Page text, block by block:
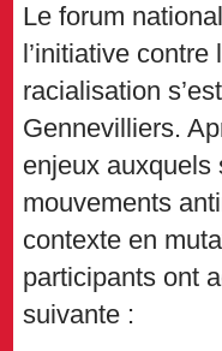
Le forum
l’initiative
racialisation
Gennevilliers.
enjeux auxquels
mouvements
contexte en
participants ont
suivante :